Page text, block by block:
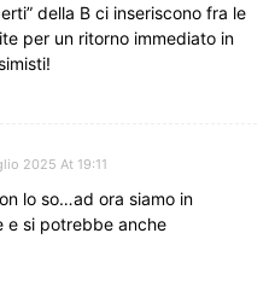
della B ci inseriscono fra le
per un ritorno immediato in
2025 At 19:11
lo so…ad ora siamo in
e si potrebbe anche